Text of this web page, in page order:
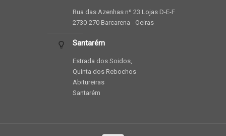
Rua das Azenhas nº 23 Lojas D-E-F
2730-270 Barcarena - Oeiras
Santarém
Estrada dos Soidos,
Quinta dos Rebochos
Abitureiras
Santarém